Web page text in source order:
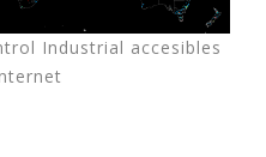
Industrial accesibles